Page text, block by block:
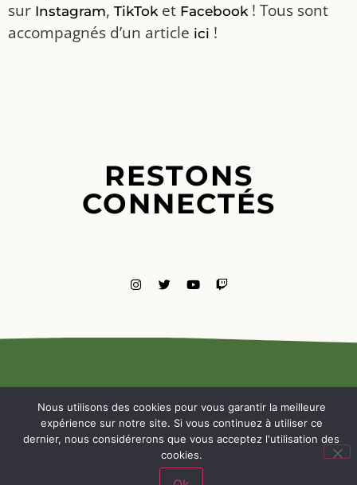
sur Instagram, TikToket Facebook! Tous sont
accompagnés d’un article ici !
RESTONS
CONNECTÉS
MENTIONS
LÉGALES
NOUS
Nous utilisons des cookies pour vous garantir la meilleure
expérience sur notre site. Si vous continuez à utiliser ce
dernier, nous considérerons que vous acceptez l'utilisation des
cookies.